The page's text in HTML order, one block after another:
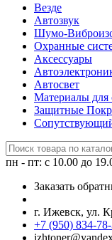
Везде
Автозвук
Шумо-
Охранные
Аксессуары
Автосвет
Материалы для
Защитные
пн - пт: с 10.00 до
Заказать
г. Ижевск, ул.
+7 (950) 834-